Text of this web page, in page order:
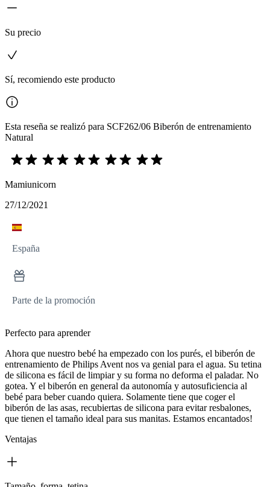
Su precio
Sí, recomiendo este producto
Esta reseña se realizó para SCF262/06 Biberón de entrenamiento
Natural
Mamiunicorn
27/12/2021
España
Parte de la promoción
Perfecto para aprender
Ahora que nuestro bebé ha empezado con los purés, el biberón de
entrenamiento de Philips Avent nos va genial para el agua. Su tetina
de silicona es fácil de limpiar y su forma no deforma el paladar. No
gotea. Y el biberón en general da autonomía y autosuficiencia al
bebé para beber cuando quiera. Solamente tiene que coger el
biberón de las asas, recubiertas de silicona para evitar resbalones,
que tienen el tamaño ideal para sus manitas. Estamos encantados!
Ventajas